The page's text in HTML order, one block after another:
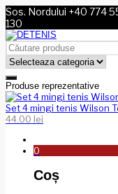
Sos. Nordului +40 774
130
Produse reprezentative
Set 4 mingi tenis Wilson
44.00 lei
0
Coș